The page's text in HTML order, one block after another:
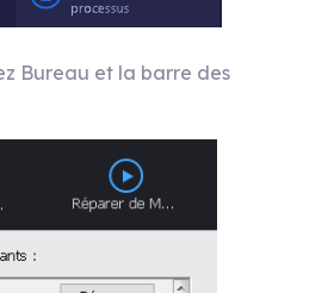
Bureau et la barre des